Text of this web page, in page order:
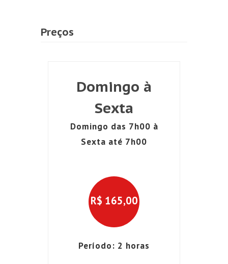
Preços
Domingo à
Sexta
Domingo das 7h00 à
Sexta até 7h00
R$ 165,00
Período: 2 horas